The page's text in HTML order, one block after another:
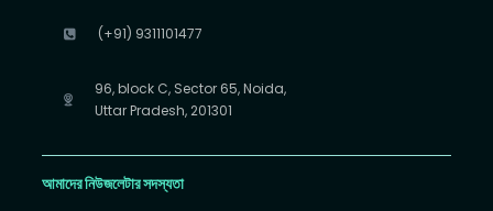
(+91) 9311101477
96, block C, Sector 65, Noida,
Uttar Pradesh, 201301
আমাদের নিউজলেটার সদস্যতা